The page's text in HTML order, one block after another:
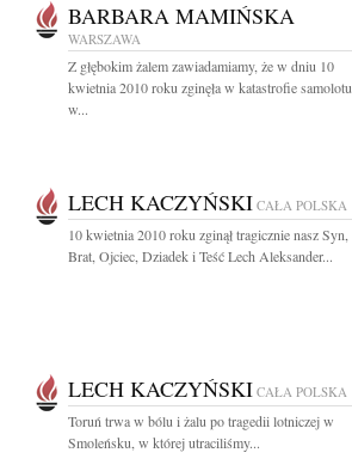
BARBARA MAMIŃSKA
WARSZAWA
Z głębokim żalem zawiadamiamy, że w dniu 10
kwietnia 2010 roku zginęła w katastrofie samolotu
w...
LECH KACZYŃSKI CAŁA POLSKA
10 kwietnia 2010 roku zginął tragicznie nasz Syn,
Brat, Ojciec, Dziadek i Teść Lech Aleksander...
LECH KACZYŃSKI CAŁA POLSKA
Toruń trwa w bólu i żalu po tragedii lotniczej w
Smoleńsku, w której utraciliśmy...